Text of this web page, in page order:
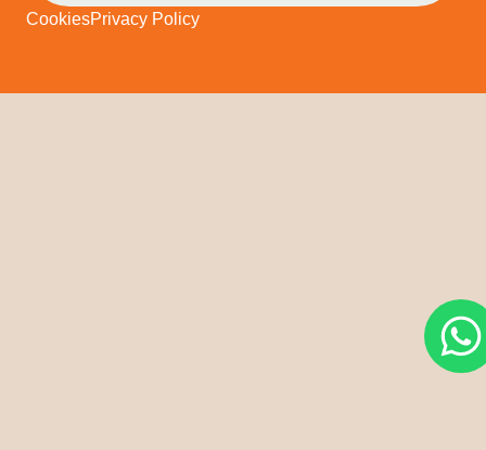
CookiesPrivacy Policy